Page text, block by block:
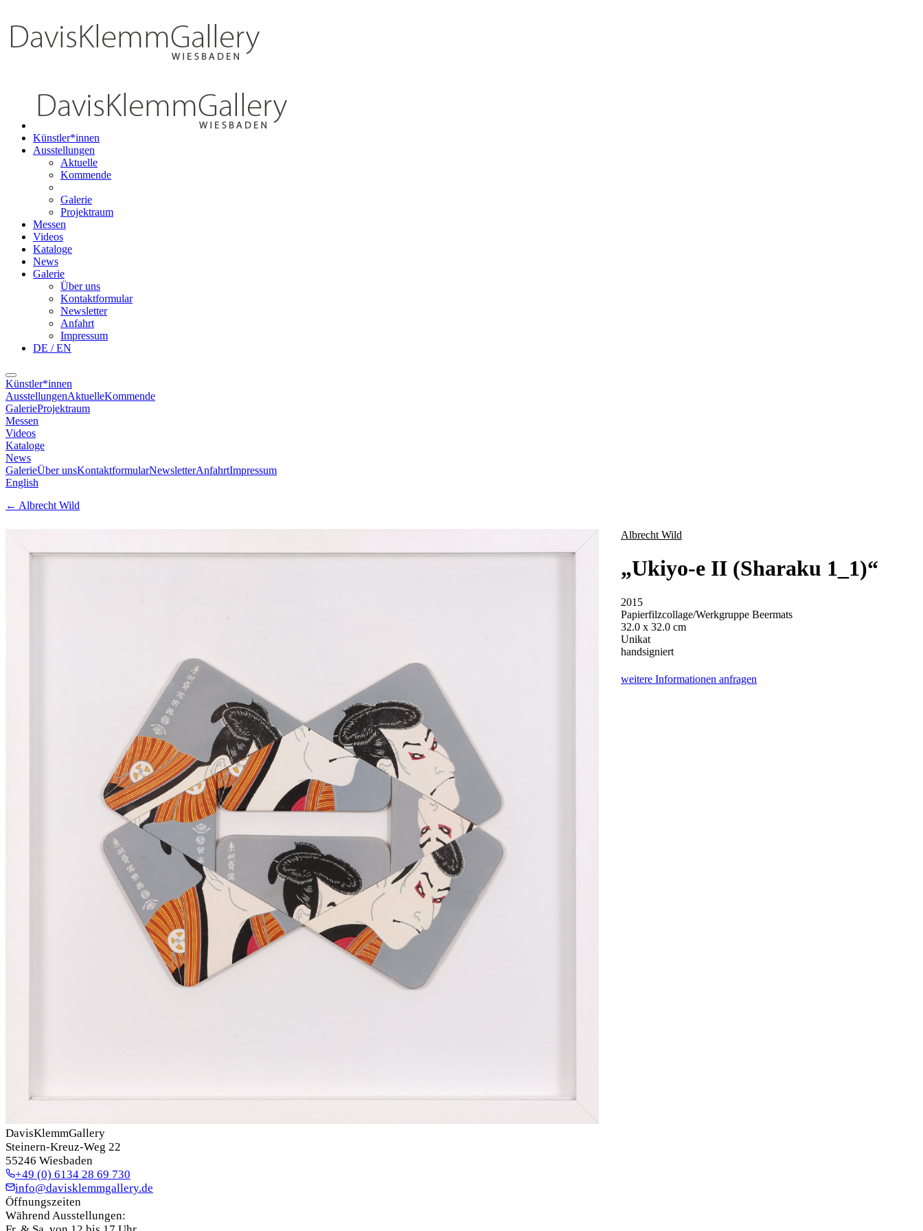
Künstler*innen
Ausstellungen
Aktuelle
Kommende
Galerie
Projektraum
Messen
Videos
Kataloge
News
Galerie
Über uns
Kontaktformular
Newsletter
Anfahrt
Impressum
DE / EN
Künstler*innen
AusstellungenAktuelleKommende
GalerieProjektraum
Messen
Videos
Kataloge
News
GalerieÜber unsKontaktformularNewsletterAnfahrtImpressum
English
← Albrecht Wild
Albrecht Wild
„Ukiyo-e II (Sharaku 1_1)“
2015
Papierfilzcollage/Werkgruppe Beermats
32.0 x 32.0 cm
Unikat
handsigniert
weitere Informationen anfragen
DavisKlemmGallery
Steinern-Kreuz-Weg 22
55246 Wiesbaden
+49 (0) 6134 28 69 730
info@davisklemmgallery.de
Öffnungszeiten
Während Ausstellungen: